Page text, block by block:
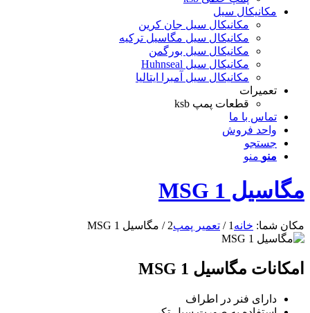
مکانیکال سیل
مکانیکال سیل جان کرین
مکانیکال سیل مگاسیل ترکیه
مکانیکال سیل بورگمن
مکانیکال سیل Huhnseal
مکانیکال سیل آمبرا ایتالیا
تعمیرات
قطعات پمپ ksb
تماس با ما
واحد فروش
جستجو
منو منو
مگاسیل MSG 1
مکان شما: خانه 1
/ تعمیر پمپ2
/ مگاسیل MSG 1
امکانات مگاسیل MSG 1
دارای فنر در اطراف